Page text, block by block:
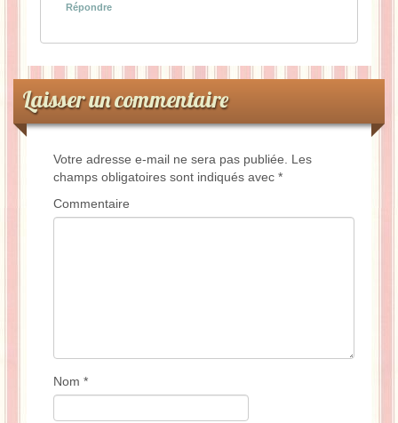
Répondre
Laisser un commentaire
Votre adresse e-mail ne sera pas publiée.
Les
champs obligatoires sont indiqués avec *
Commentaire
Nom *